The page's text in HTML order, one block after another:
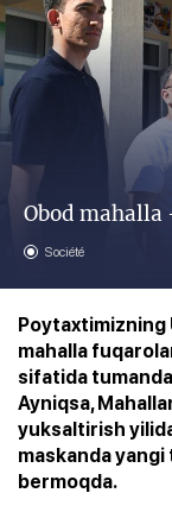
Obod
Société
Poytaxtimizning
mahalla
sifatida
Ayniqsa,
yuksaltirish
maskanda
bermoqda.